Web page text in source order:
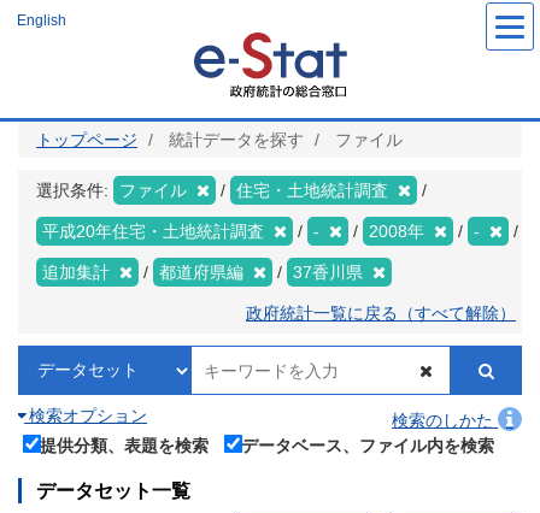
ツ
English
トップページ 統計データを探す ファイル
選択条件: ファイル 住宅・土地統計調査
平成20年住宅・土地統計調査 - 2008年 -
追加集計 都道府県編 37香川県
政府統計一覧に戻る（すべて解除）
検索オプション
検索のしかた
提供分類、表題を検索
データベース、ファイル内を検索
データセット一覧